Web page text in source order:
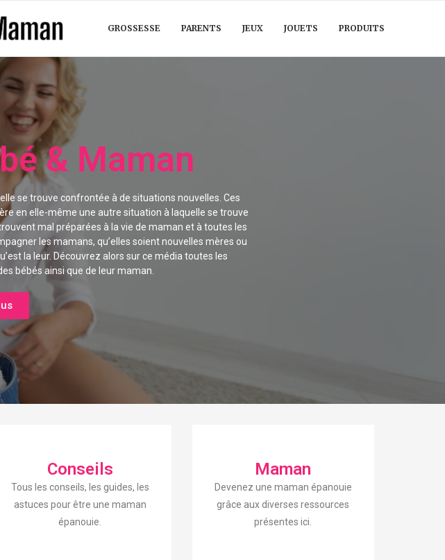
GROSSESSE PARENTS JEUX JOUETS PRODUITS
& Maman
se trouve confrontée à de situations nouvelles. Ces
en elle-même une autre situation à laquelle se trouve
mal préparées à la vie de maman et à toutes les
les mamans, qu’elles soient nouvelles mères ou
la leur. Découvrez alors sur ce média toutes les
bébés ainsi que de leur maman.
Conseils
Tous les conseils, les guides, les
astuces pour être une maman
épanouie.
Maman
Devenez une maman épanouie
grâce aux diverses ressources
présentes ici.